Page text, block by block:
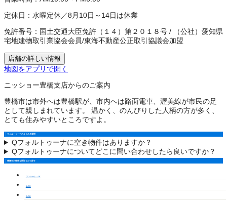
定休日： 水曜定休／8月10日～14日は休業
免許番号： 国土交通大臣免許（１４）第２０１８号 /
（公社）愛知県
宅地建物取引業協会会員/東海不動産公正取引協議会加盟
店舗の詳しい情報
地図をアプリで開く
ニッショー豊橋支店からのご案内
豊橋市は市外へは豊橋駅が、市内へは路面電車、渥美線が市民の足
として親しまれています。 温かく、のんびりした人柄の方が多く、
とても住みやすいところですよ。
フォルトゥーナのよくある質問
Qフォルトゥーナに空き物件はありますか？
Qフォルトゥーナについてどこに問い合わせしたら良いですか？
豊橋市の物件を間取りから探す
ワンルーム・1K
1LDK
2LDK